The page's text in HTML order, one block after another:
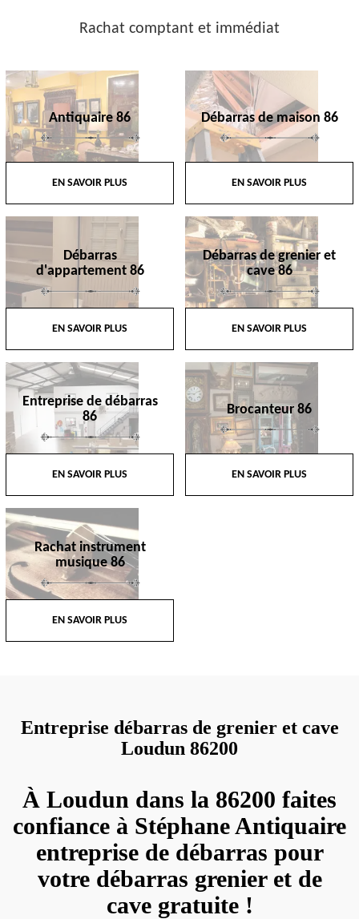
Rachat comptant et immédiat
Antiquaire 86
EN SAVOIR PLUS
Débarras de maison 86
EN SAVOIR PLUS
Débarras
d'appartement 86
EN SAVOIR PLUS
Débarras de grenier et
cave 86
EN SAVOIR PLUS
Entreprise de débarras
86
EN SAVOIR PLUS
Brocanteur 86
EN SAVOIR PLUS
Rachat instrument
musique 86
EN SAVOIR PLUS
Entreprise débarras de grenier et cave
Loudun 86200
À Loudun dans la 86200 faites
confiance à Stéphane Antiquaire
entreprise de débarras pour
votre débarras grenier et de
cave gratuite !